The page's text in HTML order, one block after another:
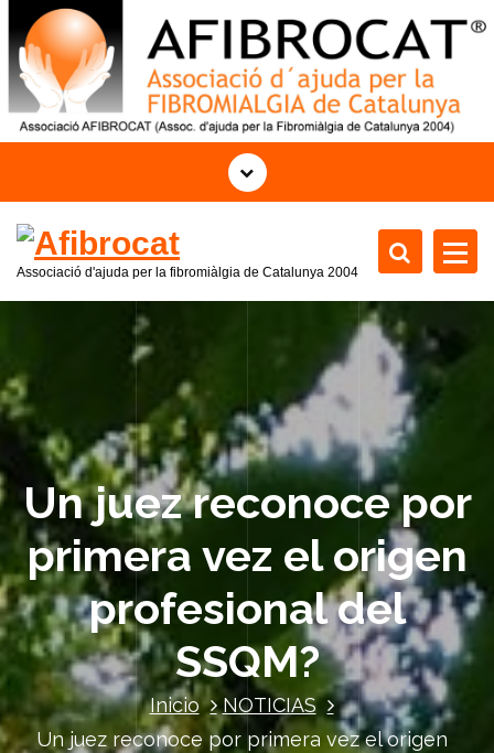
r
t
d
Associació d'ajuda per la fibromiàlgia de Catalunya 2004
Un juez reconoce por
primera vez el origen
profesional del
SSQM?
Inicio
NOTICIAS
Un juez reconoce por primera vez el origen